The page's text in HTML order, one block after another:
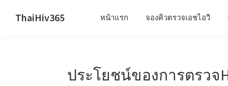
ThaiHiv365 หน้าแรก จองคิวตรวจเอชไอวี
ประโยชน์ของการตรวจ